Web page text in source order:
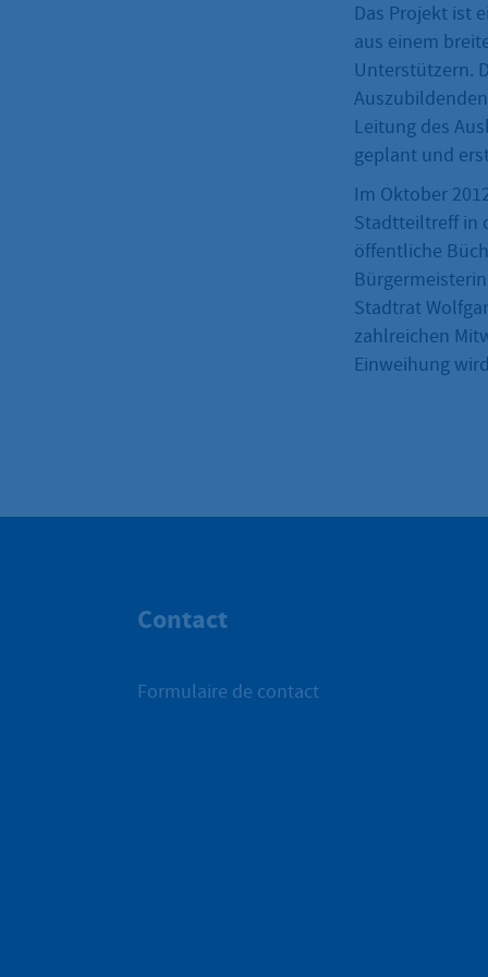
Das Projekt ist
aus einem
Unterstützern.
Leitung des
geplant und
Im Oktober
Stadtteiltreff in
öffentliche
Stadtrat
zahlreichen
Einweihung
Contact
Formulaire de contact